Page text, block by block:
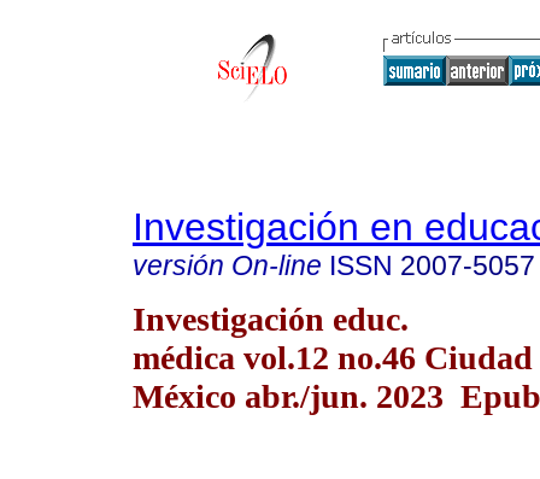
Investigación en
versión On-line ISSN 2007-5057
Investigación educ.
médica vol.12 no.46 Ciudad
México abr./jun. 2023